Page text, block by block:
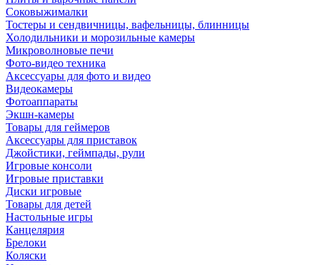
Соковыжималки
Тостеры и сендвичницы, вафельницы, блинницы
Холодильники и морозильные камеры
Микроволновые печи
Фото-видео техника
Аксессуары для фото и видео
Видеокамеры
Фотоаппараты
Экшн-камеры
Товары для геймеров
Аксессуары для приставок
Джойстики, геймпады, рули
Игровые консоли
Игровые приставки
Диски игровые
Товары для детей
Настольные игры
Канцелярия
Брелоки
Коляски